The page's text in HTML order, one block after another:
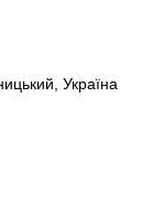
Україна